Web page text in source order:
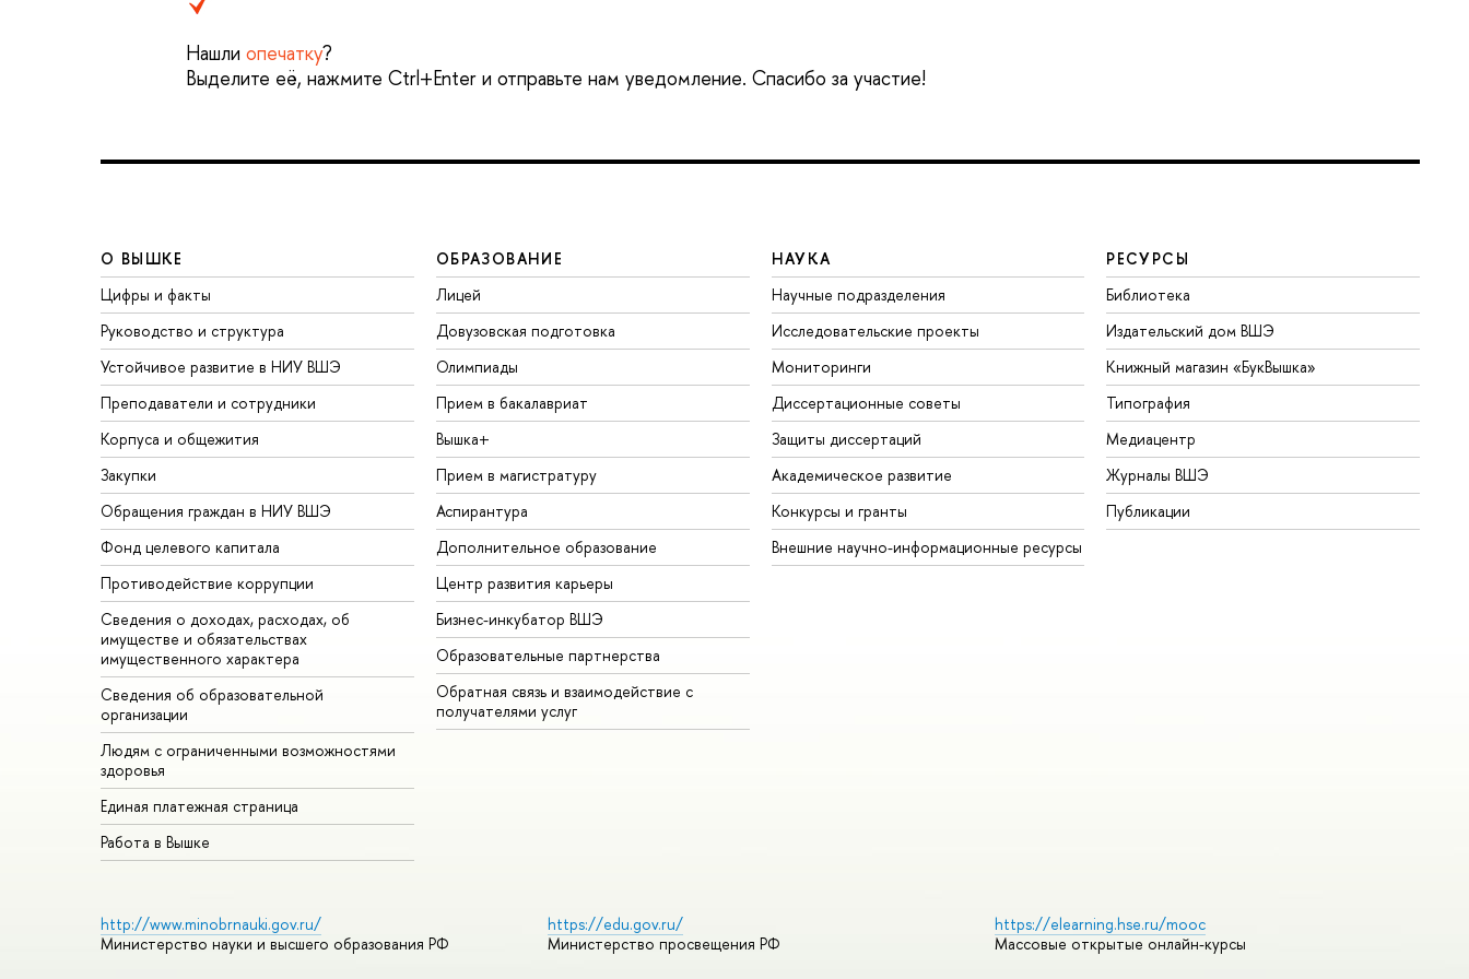
Нашли опечатку?
ыделите её, нажмите Ctrl+Enter и отправьте нам уведомление. Спасибо за участие!
О ВЫШКЕ
Цифры и факты
Руководство и структура
Устойчивое развитие в НИУ ВШЭ
Преподаватели и сотрудники
Корпуса и общежития
Закупки
Обращения граждан в НИУ ВШЭ
Фонд целевого капитала
Противодействие коррупции
Сведения о доходах, расходах, о
имуществе и обязательствах
имущественного характера
Сведения об образовательной
организации
Людям с ограниченными возможностями
здоровья
Единая платежная страница
Работа в Вышке
ОБРАЗОВАНИЕ
Лицей
Довузовская подготовка
Олимпиады
Прием в бакалавриат
ышка+
Прием в магистратуру
Аспирантура
Дополнительное образование
Центр развития карьеры
Бизнес-инкубатор ВШЭ
Образовательные партнерства
Обратная связь и взаимодействие с
получателями услу
НАУКА
Научные подразделения
Исследовательские проекты
Мониторинги
Диссертационные советы
Защиты диссертаций
Академическое развитие
Конкурсы и гранты
нешние научно-информационные ресурсы
РЕСУРСЫ
Библиотека
Издательский дом ВШЭ
Книжный магазин «БукВышка»
Типография
Медиацентр
Журналы ВШЭ
Публикации
http://www.minobrnauki.gov.ru/
Министерство науки и высшего образования РФ
https://edu.gov.ru/
Министерство просвещения РФ
https://elearning.hse.ru/mooc
Массовые открытые онлайн-курсы